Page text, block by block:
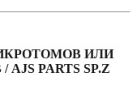
ИЛИ
PARTS SP.Z